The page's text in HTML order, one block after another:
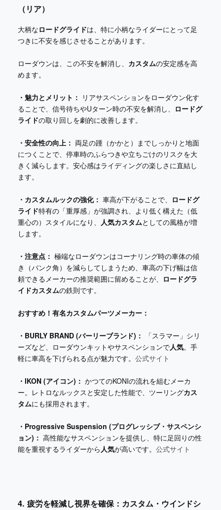
（リア）
大柄なロードグライドは、特に小柄なライダーにとって足
つきに不安を感じさせることがあります。
ローダウンは、この不安を解消し、 カスタムの安定感を高
めます。
・魅力とメリット： リアサスペンションをローダウン化す
ることで、信号待ちやUターン時の不安を解消し、 ロードグ
ライドの取り回しを劇的に改善します。
・安全性の向上： 両足の踵（かかと）までしっかりと地面
につくことで、停車時のふらつきや立ちごけのリスクを大
きく減らします。安心感はライディングの楽しさに直結し
ます。
・カスタムルックの強化： 車高が下がることで、 ロードグ
ライド特有の「重厚感」が強調され、より低く構えた（低
重心の）スタイルになり、
人気カスタムとしての風格が増
します。
・注意点： 極端なローダウンはコーナリング時の車体の傾
き（バンク角）を減らしてしまうため、車高の下げ幅は信
頼できるメーカーの推奨範囲に留めることが、 ロードグラ
イドカスタムの鉄則です。
おすすめ！有名カスタムパーツメーカー：
・BURLY BRAND (バーリーブランド)：
「スラマー」シリ
ーズなど、ローダウンキットやサスペンションで人気。手
軽に車高を下げられる点が魅力です。 公式サイト
・IKON (アイコン)： かつてのKONIの流れを組むメーカ
ー。レトロなルックスと安定した性能で、ツーリングカス
タムにも採用されます。
・Progressive Suspension (プログレッシブ・サスペンシ
ョン)： 高性能なサスペンションを提供し、特に足回りの性
能を重視するライダーから 人気が高いです。 公式サイト
4. 疲労を軽減し視界を確保：カスタム・ウインドシ